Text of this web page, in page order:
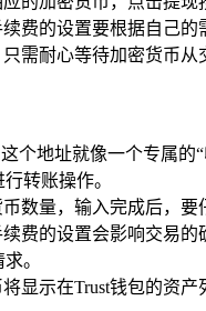
费的设置要根据自己
需耐心等待加密货币
个地址就像一个专属的
转账操作。
数量，输入完成后，要
费的设置会影响交易的
。
显示在Trust钱包的资产